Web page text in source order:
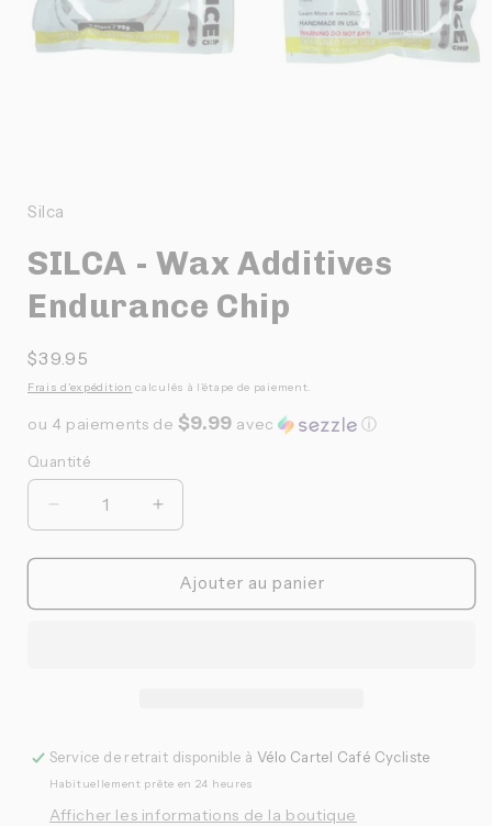
1
fenêtre
modale
Silca
SILCA - Wax Additives
Endurance Chip
Prix
habituel
$39.95
Frais d'expédition calculés à l'étape de paiement.
ou 4 paiements de $9.99 avec ⓘ
Quantité
Quantité
Réduire
la
quantité
SILCA
Augmenter
la
quantité
SILCA
Ajouter au panier
Service de retrait disponible à Vélo Cartel Café Cycliste
Habituellement prête en 24 heures
Afficher les informations de la boutique